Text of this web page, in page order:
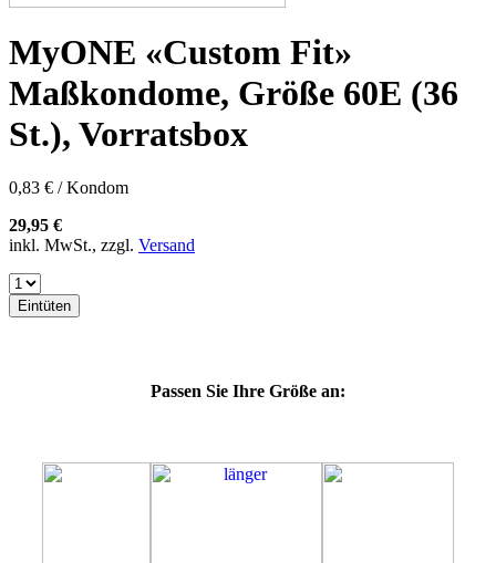
57G
57H
57K
60F
60G
60H
60K
60L
64E
64F
64L
64M
MyONE «Custom Fit»
Maßkondome, Größe 60E (36
St.), Vorratsbox
0,83 € / Kondom
29,95 €
inkl. MwSt., zzgl. Versand
Eintüten
Passen Sie Ihre Größe an: